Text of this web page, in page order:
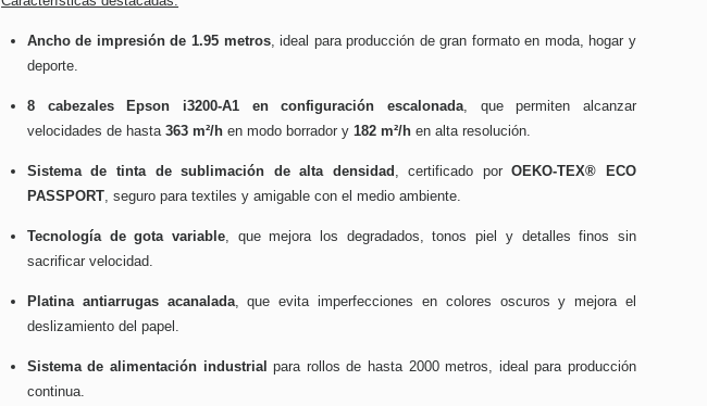
Ancho de impresión de 1.95 metros, ideal para producción de gran formato en moda, hogar y
deporte.
8 cabezales Epson i3200-A1 en configuración escalonada, que permiten alcanzar
velocidades de hasta 363 m²/hen modo borrador y 182 m²/hen alta resolución.
Sistema de tinta de sublimación de alta densidad , certificado porOEKO-TEX® ECO
PASSPORT, seguro para textiles y amigable con el medio ambiente.
Tecnología de gota variable, que mejora los degradados, tonos piel y detalles finos sin
sacrificar velocidad.
Platina antiarrugas acanalada, que evita imperfecciones en colores oscuros y mejora el
deslizamiento del papel.
Sistema de alimentación industrial para rollos de hasta 2000 metros, ideal para producción
continua.